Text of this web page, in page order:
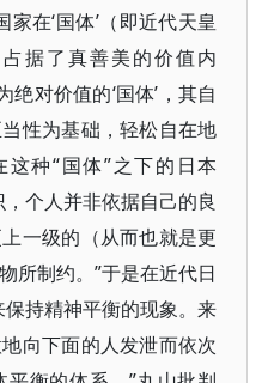
在‘国体’（即近代天皇
据了真善美的价值内
对价值的‘国体’，其自
性为基础，轻松自在地
种“国体”之下的日本
个人并非依据自己的良
一级的（从而也就是更
所制约。”于是在近代日
持精神平衡的现象。来
向下面的人发泄而依次